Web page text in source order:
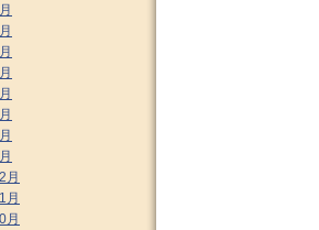
月
月
月